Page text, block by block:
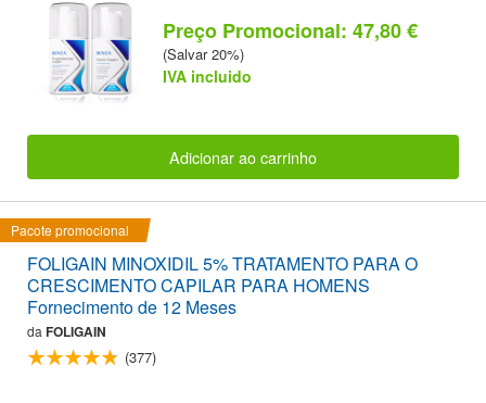
Preço Promocional: 47,80 €
(Salvar 20%)
IVA incluido
Adicionar ao carrinho
Pacote promocional
FOLIGAIN MINOXIDIL 5% TRATAMENTO PARA O
CRESCIMENTO CAPILAR PARA HOMENS
Fornecimento de 12 Meses
da FOLIGAIN
(377)